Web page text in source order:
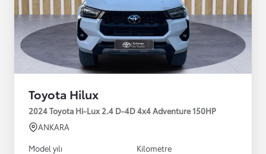
Toyota Hilux
2024 Toyota Hi-Lux 2.4 D-4D 4x4 Adventure 150HP
ANKARA
Model yılı
Kilometre